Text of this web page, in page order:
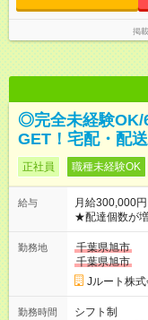
掲
◎完全未経験OK/
GET！宅配・配
正社員 職種未経験OK
給与
月給300,000
★配達個数が
ど！ ・主要都市エリア 月収55万円／週5日稼働 月収65万~112
万円／週6日稼働 ・地方郊外エリア 月収40万円／週5日
収40万円~50万円／週6日稼働
円 (27歳男性/
(日休み) ■月収80万円(43歳男性/墨田区在住)※元営業 1日200個
勤務地
千葉県旭市
千葉県旭市
Jルート株式
勤務時間
シフト制